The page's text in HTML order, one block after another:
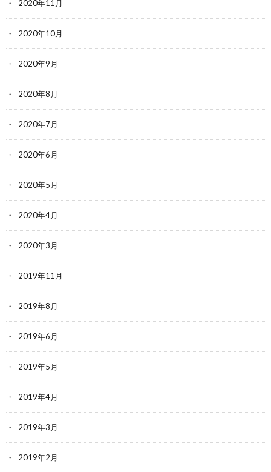
2020年11月
2020年10月
2020年9月
2020年8月
2020年7月
2020年6月
2020年5月
2020年4月
2020年3月
2019年11月
2019年8月
2019年6月
2019年5月
2019年4月
2019年3月
2019年2月